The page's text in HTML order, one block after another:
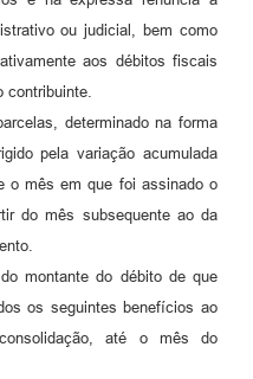
ou judicial, bem como
aos débitos fiscais
contribuinte.
determinado na forma
pela variação acumulada
o mês em que foi assinado o
do mês subsequente ao da
montante do débito de que
os seguintes benefícios ao
até o mês do